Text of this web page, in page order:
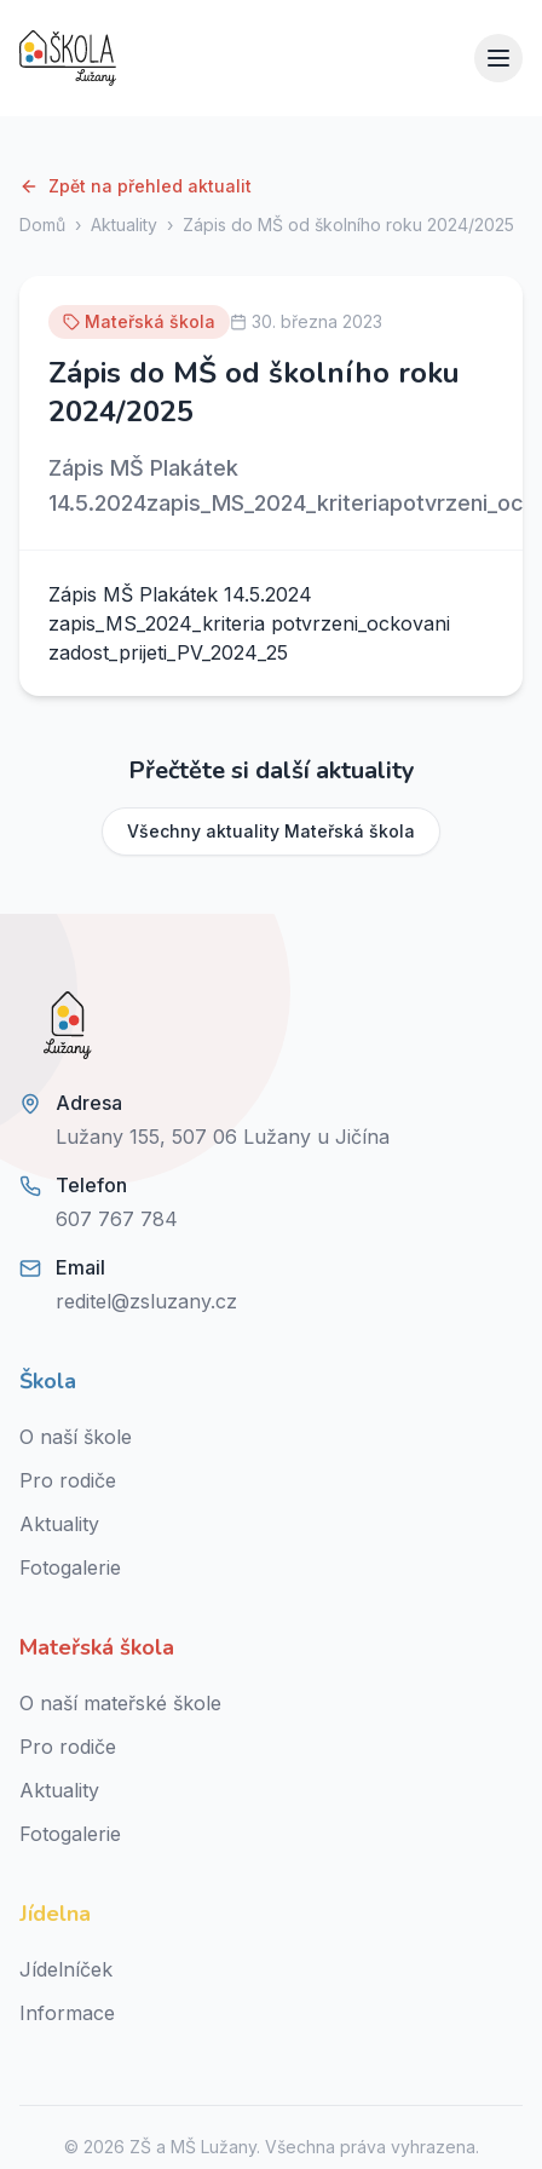
Zpět na přehled aktualit
Domů › Aktuality › Zápis do MŠ od školního roku 2024/2025
Mateřská škola 30. března 2023
Zápis do MŠ od školního roku
2024/2025
Zápis MŠ Plakátek
Zápis MŠ Plakátek 14.5.2024
zapis_MS_2024_kriteria potvrzeni_ockovani
zadost_prijeti_PV_2024_25
Přečtěte si další aktuality
Všechny aktuality Mateřská škola
Adresa
Lužany 155, 507 06 Lužany u Jičína
Telefon
607 767 784
Email
reditel@zsluzany.cz
Škola
O naší škole
Pro rodiče
Aktuality
Fotogalerie
Mateřská škola
O naší mateřské škole
Pro rodiče
Aktuality
Fotogalerie
Jídelna
Jídelníček
Informace
© 2026 ZŠ a MŠ Lužany. Všechna práva vyhrazena.